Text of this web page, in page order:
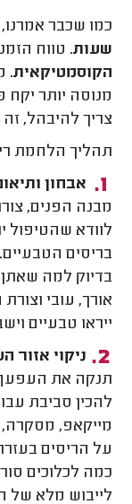
כמו שכבר אמרנו,
שעות. טווח
הקוסמטיקאית.
מנוסה יותר
צריך להיבהל,
תהליך הלחמת
אבחון
מבנה הפנים,
לוודא שהטיפול
בריסים
בדיוק למה
אורך, עובי
ייראו טבעיים
ניקוי אזור
תנקה את העפעף,
להכין סביבת
מייקאפ, מסקרה,
על הריסים
כמה לכלוכים
לייבוש מלא של